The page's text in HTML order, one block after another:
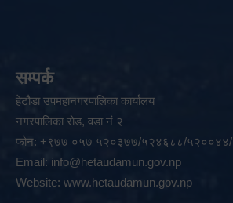
सम्पर्क
हेटौडा उपमहानगरपालिका कार्यालय
नगरपालिका रोड, वडा नं २
फोन: +९७७ ०५७ ५२०३७७/५२४६८८/५२००४४/
Email: info@hetaudamun.gov.np
Website: www.hetaudamun.gov.np